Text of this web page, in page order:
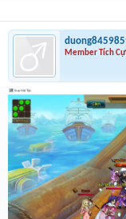
tham gia trước hoặc
- Thời gian công bố
5. Thể lệ:
-Trong thời gian
chơi khác có SIÊU
qua topic tham gia
6. Note
- Post ảnh phải hiện
- Thông tin tham gia
loại
- Các hành vi spam,
Member Tích